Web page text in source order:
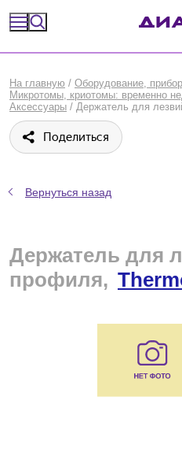
Оборудование, приборы
Расходные материалы,
Библиотека
На главную / Оборудование,
Микротомы, криотомы: временно
Аксессуары / Держатель для
Поделиться
Вернуться назад
Держатель для
профиля,